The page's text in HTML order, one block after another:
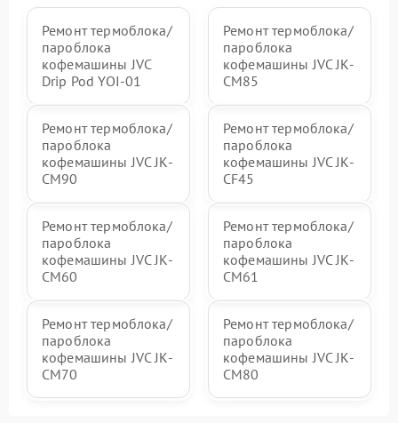
Ремонт термоблока/
пароблока
кофемашины JVC
Drip Pod YOI-01
Ремонт термоблока/
пароблока
кофемашины JVC JK-
CM85
Ремонт термоблока/
пароблока
кофемашины JVC JK-
CM90
Ремонт термоблока/
пароблока
кофемашины JVC JK-
CF45
Ремонт термоблока/
пароблока
кофемашины JVC JK-
CM60
Ремонт термоблока/
пароблока
кофемашины JVC JK-
CM61
Ремонт термоблока/
пароблока
кофемашины JVC JK-
CM70
Ремонт термоблока/
пароблока
кофемашины JVC JK-
CM80